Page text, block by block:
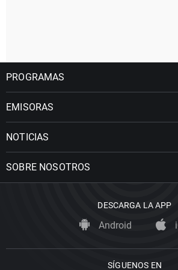
PROGRAMAS
EMISORAS
NOTICIAS
SOBRE NOSOTROS
DESCARGA LA APP
Android
SÍGUENOS EN